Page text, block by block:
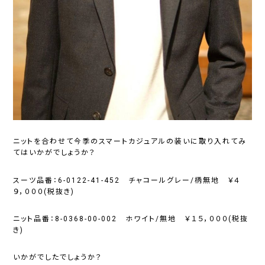
ニットを合わせて今季のスマートカジュアルの装いに取り入れてみ
てはいかがでしょうか？
スーツ品番：6-0122-41-452 チャコールグレー/柄無地 ￥４
９，０００(税抜き)
ニット品番：8-0368-00-002 ホワイト/無地 ￥１５，０００(税抜
き)
いかがでしたでしょうか？